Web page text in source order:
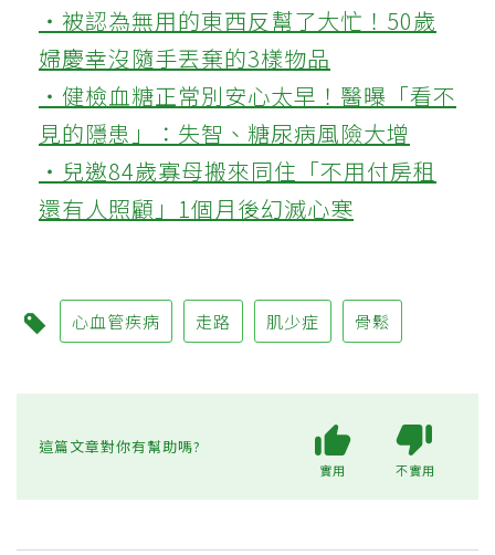
‧被認為無用的東西反幫了大忙！50歲
婦慶幸沒隨手丟棄的3樣物品
‧健檢血糖正常別安心太早！醫曝「看不
見的隱患」：失智、糖尿病風險大增
‧兒邀84歲寡母搬來同住「不用付房租
還有人照顧」1個月後幻滅心寒
心血管疾病 走路 肌少症 骨鬆
這篇文章對你有幫助嗎?
實用 不實用